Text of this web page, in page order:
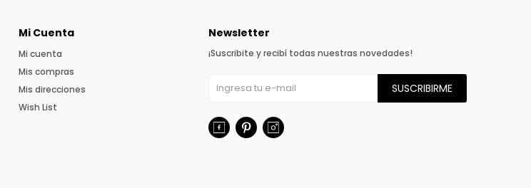
Mi Cuenta
Mi cuenta
Mis compras
Mis direcciones
Wish List
Newsletter
¡Suscribite y recibí todas nuestras novedades!
SUSCRIBIRME
  